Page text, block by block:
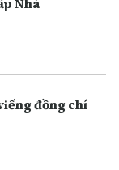
Nhà
đồng chí